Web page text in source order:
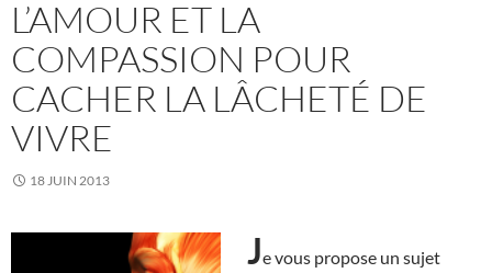
L’AMOUR ET LA
COMPASSION POUR
CACHER LA LÂCHETÉ DE
VIVRE
18 JUIN 2013
Je vous propose un sujet